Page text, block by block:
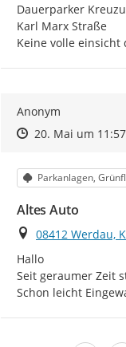
Dauerparker
Karl Marx Straße
Keine volle einsicht
Anonym
Zeitpunkt des
Zeitpunkt des
20. Mai um 11:57
Kategorie
Parkanlagen,
Altes Auto
Ort
08412 Werdau,
Hallo
Seit geraumer Zeit
Schon leicht